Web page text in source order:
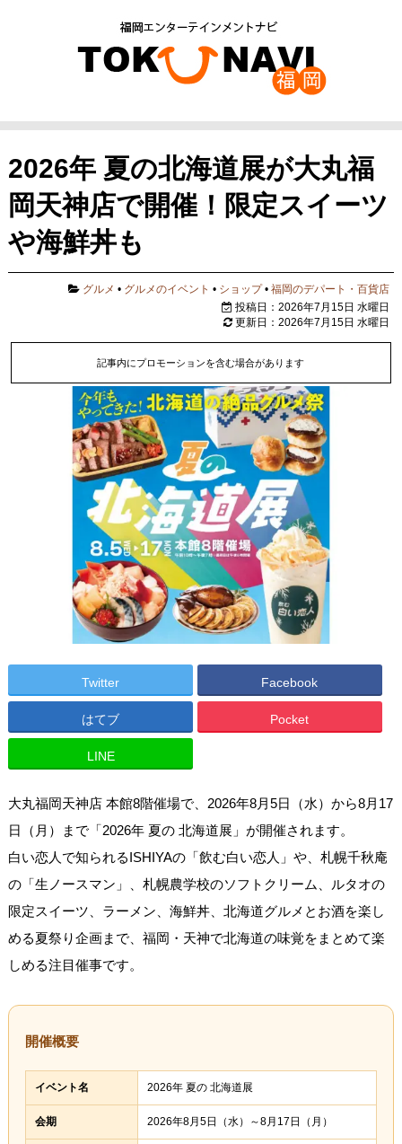
2026年 夏の北海道展が大丸福
岡天神店で開催！限定スイーツ
や海鮮丼も
グルメ • グルメのイベント • ショップ•福岡のデパート・百貨店
投稿日：2026年7月15日 水曜日
更新日：2026年7月15日 水曜日
記事内にプロモーションを含む場合があります
Twitter Facebook
はてブ Pocket
LINE
大丸福岡天神店 本館8階催場で、2026年8月5日（水）から8月17
日（月）まで「2026年 夏の 北海道展」が開催されます。
白い恋人で知られるISHIYAの「飲む白い恋人」や、札幌千秋庵
の「生ノースマン」、札幌農学校のソフトクリーム、ルタオの
限定スイーツ、ラーメン、海鮮丼、北海道グルメとお酒を楽し
める夏祭り企画まで、福岡・天神で北海道の味覚をまとめて楽
しめる注目催事です。
開催概要
イベント名 2026年 夏の 北海道展
会期 2026年8月5日（水）～8月17日（月）